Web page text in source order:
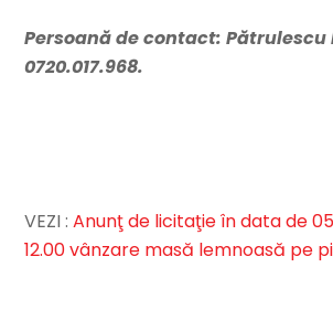
Persoană de contact: Pătrulescu
0720.017.968.
VEZI :Anunţ de licitaţie în data de
12.00 vânzare masă lemnoasă pe